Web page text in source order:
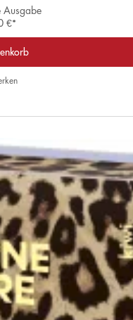
Ausgabe
€*